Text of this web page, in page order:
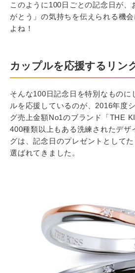
このように100日ごとの記念日が、
がとう」の気持ちを伝えられる機
よね！
カップルを応援するリン
そんな100日記念日を特別なものに
ルを応援しているのが、2016年度
グ売上金額No1のブランド「THE
400種類以上もある洗練されたデザ
グは、記念日のプレゼントとして
選ばれてきました。